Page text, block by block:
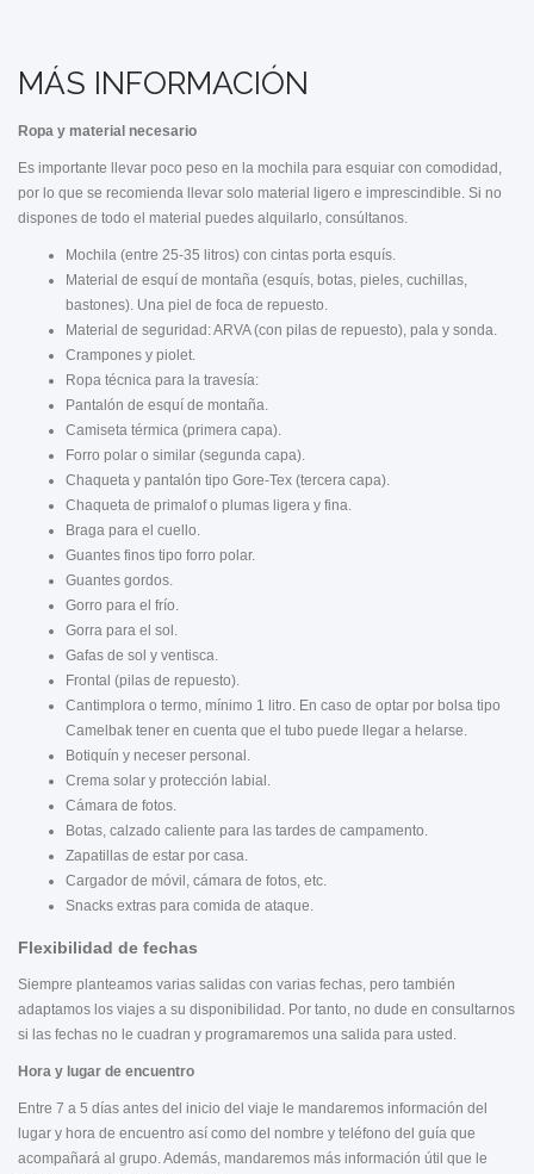
MÁS INFORMACIÓN
Ropa y material necesario
Es importante llevar poco peso en la mochila para esquiar con comodidad,
por lo que se recomienda llevar solo material ligero e imprescindible. Si no
dispones de todo el material puedes alquilarlo, consúltanos.
Mochila (entre 25-35 litros) con cintas porta esquís.
Material de esquí de montaña (esquís, botas, pieles, cuchillas,
bastones). Una piel de foca de repuesto.
Material de seguridad: ARVA (con pilas de repuesto), pala y sonda.
Crampones y piolet.
Ropa técnica para la travesía:
Pantalón de esquí de montaña.
Camiseta térmica (primera capa).
Forro polar o similar (segunda capa).
Chaqueta y pantalón tipo Gore-Tex (tercera capa).
Chaqueta de primalof o plumas ligera y fina.
Braga para el cuello.
Guantes finos tipo forro polar.
Guantes gordos.
Gorro para el frío.
Gorra para el sol.
Gafas de sol y ventisca.
Frontal (pilas de repuesto).
Cantimplora o termo, mínimo 1 litro. En caso de optar por bolsa tipo
Camelbak tener en cuenta que el tubo puede llegar a helarse.
Botiquín y neceser personal.
Crema solar y protección labial.
Cámara de fotos.
Botas, calzado caliente para las tardes de campamento.
Zapatillas de estar por casa.
Cargador de móvil, cámara de fotos, etc.
Snacks extras para comida de ataque.
Flexibilidad de fechas
Siempre planteamos varias salidas con varias fechas, pero también
adaptamos los viajes a su disponibilidad. Por tanto, no dude en consultarnos
si las fechas no le cuadran y programaremos una salida para usted.
Hora y lugar de encuentro
Entre 7 a 5 días antes del inicio del viaje le mandaremos información del
lugar y hora de encuentro así como del nombre y teléfono del guía que
acompañará al grupo. Además, mandaremos más información útil que le